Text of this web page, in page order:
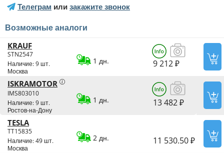
Телеграм или закажите звонок
Возможные аналоги
KRAUF
STN2547
Наличие: 9 шт.
Москва
1 дн. 9 212 ₽
ISKRAMOTOR
IMS803010
Наличие: 9 шт.
Ростов-на-Дону
1 дн. 13 482 ₽
TESLA
TT15835
Наличие: 49 шт.
Москва
2 дн. 11 530.50 ₽